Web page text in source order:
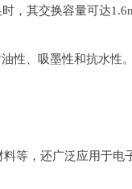
其交换容量可达
、吸墨性和抗水性。
，还广泛应用于电